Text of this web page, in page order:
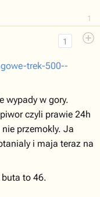
1
1
trek-500--
wypady w gory.
czyli prawie 24h
przemokly. Ja
i maja teraz na
to 46.